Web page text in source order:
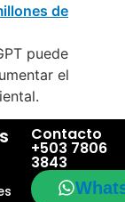
puede
el
Contacto
+503 7806
3843